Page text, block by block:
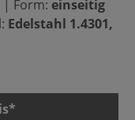
| Form: einseitig
Edelstahl 1.4301,